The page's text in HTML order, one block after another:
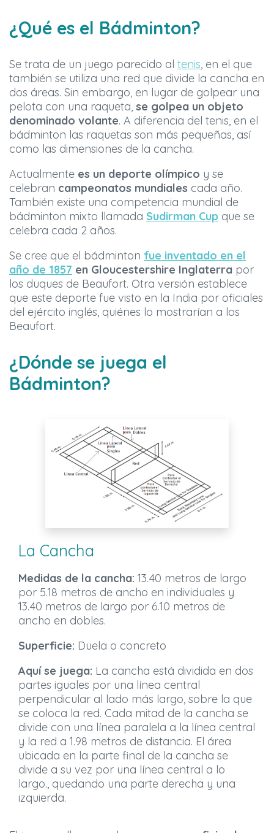
¿Qué es el Bádminton?
Se trata de un juego parecido al tenis, en el que
también se utiliza una red que divide la cancha en
dos áreas. Sin embargo, en lugar de golpear una
pelota con una raqueta, se golpea un objeto
denominado volante. A diferencia del tenis, en el
bádminton las raquetas son más pequeñas, así
como las dimensiones de la cancha.
Actualmente es un deporte olímpico y se
celebran campeonatos mundiales cada año.
También existe una competencia mundial de
bádminton mixto llamada Sudirman Cup que se
celebra cada 2 años.
Se cree que el bádminton fue inventado en el
año de 1857 en Gloucestershire Inglaterra por
los duques de Beaufort. Otra versión establece
que este deporte fue visto en la India por oficiales
del ejército inglés, quiénes lo mostrarían a los
Beaufort.
¿Dónde se juega el
Bádminton?
La Cancha
Medidas de la cancha: 13.40 metros de largo
por 5.18 metros de ancho en individuales y
13.40 metros de largo por 6.10 metros de
ancho en dobles.
Superficie: Duela o concreto
Aquí se juega: La cancha está dividida en dos
partes iguales por una línea central
perpendicular al lado más largo, sobre la que
se coloca la red. Cada mitad de la cancha se
divide con una línea paralela a la línea central
y la red a 1.98 metros de distancia. El área
ubicada en la parte final de la cancha se
divide a su vez por una línea central a lo
largo., quedando una parte derecha y una
izquierda.